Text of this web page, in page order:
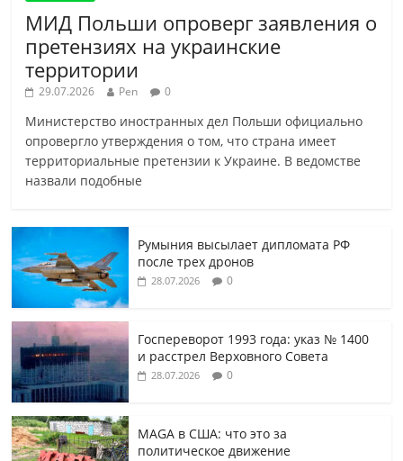
МИД Польши опроверг заявления о
претензиях на украинские
территории
29.07.2026 Pen 0
Министерство иностранных дел Польши официально
опровергло утверждения о том, что страна имеет
территориальные претензии к Украине. В ведомстве
назвали подобные
Румыния высылает дипломата РФ
после трех дронов
28.07.2026 0
Госпереворот 1993 года: указ № 1400
и расстрел Верховного Совета
28.07.2026 0
MAGA в США: что это за
политическое движение